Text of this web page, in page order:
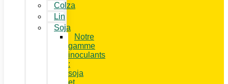
Colza
Lin
Soja
Notre
gamme
inoculants
:
soja
et